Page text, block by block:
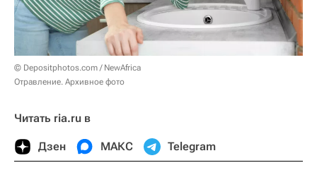
© Depositphotos.com / NewAfrica
Отравление. Архивное фото
Читать ria.ru в
Дзен МАКС Telegram